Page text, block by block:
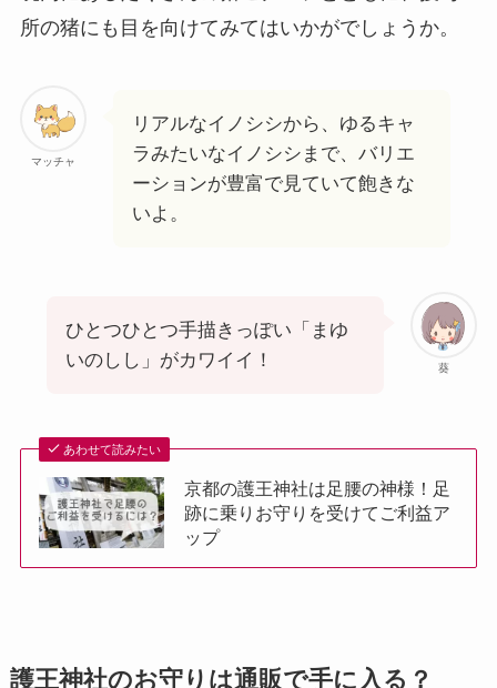
所の猪にも目を向けてみてはいかがでしょうか。
マッチャ
リアルなイノシシから、ゆるキャ
ラみたいなイノシシまで、バリエ
ーションが豊富で見ていて飽きな
いよ。
葵
ひとつひとつ手描きっぽい「まゆ
いのしし」がカワイイ！
あわせて読みたい
京都の護王神社は足腰の神様！足
跡に乗りお守りを受けてご利益ア
ップ
護王神社のお守りは通販で手に入る？